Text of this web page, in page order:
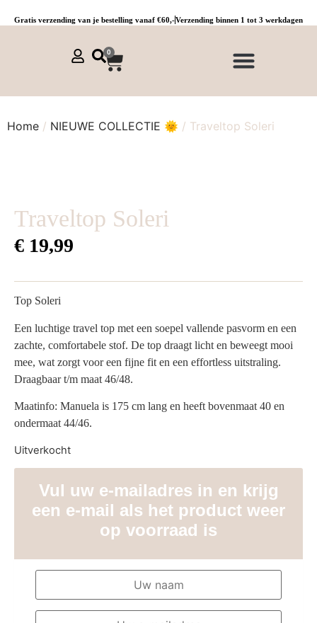
Gratis verzending van je bestelling vanaf €60,-Verzending binnen 1 tot 3 werkdagen
0
Home / NIEUWE COLLECTIE 🌞 / Traveltop Soleri
Traveltop Soleri
€ 19,99
Top Soleri
Een luchtige travel top met een soepel vallende pasvorm en een
zachte, comfortabele stof. De top draagt licht en beweegt mooi
mee, wat zorgt voor een fijne fit en een effortless uitstraling.
Draagbaar t/m maat 46/48.
Maatinfo: Manuela is 175 cm lang en heeft bovenmaat 40 en
ondermaat 44/46.
Uitverkocht
Vul uw e-mailadres in en krijg
een e-mail als het product weer
op voorraad is